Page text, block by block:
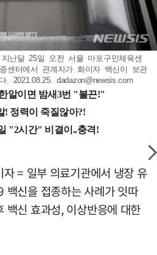
난달 25일 오전 서울 마포구민체육센
센터에서 관계자가 화이자 백신이 보관
. 2021.08.25. dadazon@newsis.com
= 일부 의료기관에서 냉장 유
백신을 접종하는 사례가 잇따
백신 효과성, 이상반응에 대한